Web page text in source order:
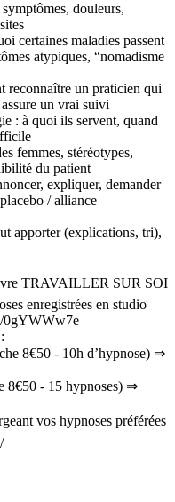
douleurs,
certaines maladies passent
atypiques, “nomadisme
reconnaître un praticien qui
un vrai suivi
: à quoi ils servent, quand
femmes, stéréotypes,
du patient
expliquer, demander
/ alliance
apporter (explications, tri),
TRAVAILLER SUR SOI
enregistrées en studio
0gYWWw7e
8€50 - 10h d’hypnose) ⇒
8€50 - 15 hypnoses) ⇒
vos hypnoses préférées